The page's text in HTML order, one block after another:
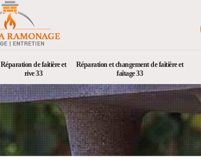
Réparation de faîtière et
rive 33
Réparation et changement de faîtière et
faîtage 33